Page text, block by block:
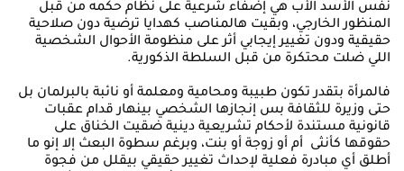
نفس الأسد الأب هي إضفاء شرعية على نظام حكمه من قبل
المنظور الخارجي، وبقيت هالمناصب كهدايا ترضية دون صلاحية
حقيقية ودون تغيير إيجابي أثر على منظومة الأحوال الشخصية
اللي ضلت محتكرة من قبل السلطة الذكورية.
فالمرأة بتقدر تكون طبيبة ومحامية ومعلمة أو نائبة بالبرلمان بل
حتى وزيرة للثقافة بس إنجازها الشخصي بينهار قدام عقبات
قانونية مستندة لأحكام تشريعية دينية ضقيت الخناق على
حقوقها كأنثى أم أو زوجة أو بنت، وبرغم سطوة البعث إلا إنو ما
أطلق أي مبادرة فعلية لإحداث تغيير حقيقي بيقلل من فجوة